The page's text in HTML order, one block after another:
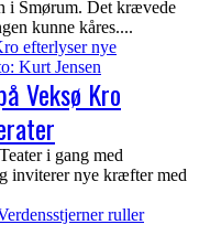
i Smørum. Det krævede
kunne kåres....
efterlyser nye
Veksø Kro
i gang med
inviterer nye kræfter med
ruller